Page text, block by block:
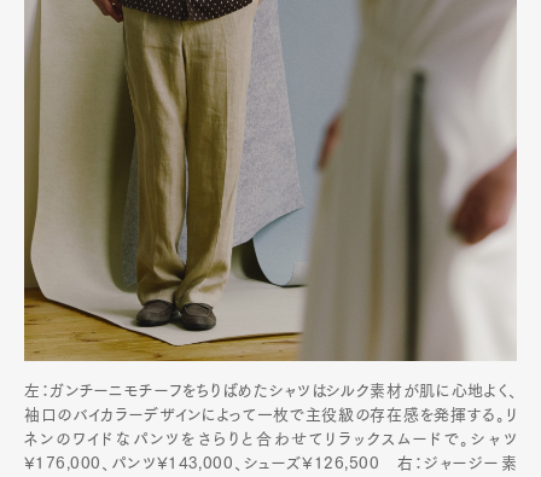
左：ガンチーニモチーフをちりばめたシャツはシルク素材が肌に心地よく、
袖口のバイカラーデザインによって一枚で主役級の存在感を発揮する。リ
ネンのワイドなパンツをさらりと合わせてリラックスムードで。シャツ
¥176,000、パンツ¥143,000、シューズ¥126,500 右：ジャージー素